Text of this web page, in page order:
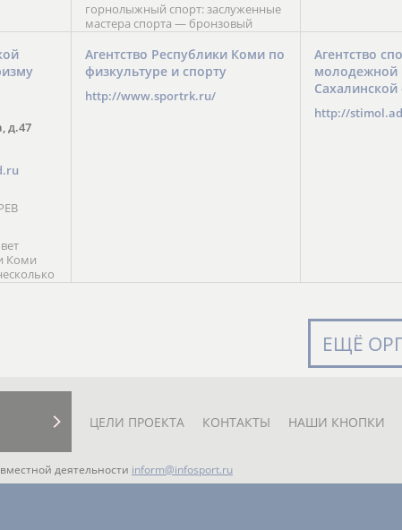
горнолыжный спорт: заслуженные
мастера спорта — бронзовый
призер Кубка мира (1997),
обладатель Кубка Европы (2002) В.
Зеленская; бронзовый призер
Паралимпийских игр в Солт-Лейк-
Сити (2002) А. Мошкин; мастер
д.47
Коми
года
Агентство Республики Коми по
физкультуре и спорту
http://www.sportrk.ru/
Агентство
молодежной
Сахалинской
http://
ЕЩЁ
ЦЕЛИ ПРОЕКТА КОНТАКТЫ НАШИ КНОПКИ
деятельности inform@infosport.ru